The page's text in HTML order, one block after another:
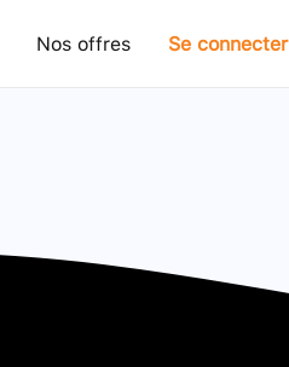
Nos offres Se connecter